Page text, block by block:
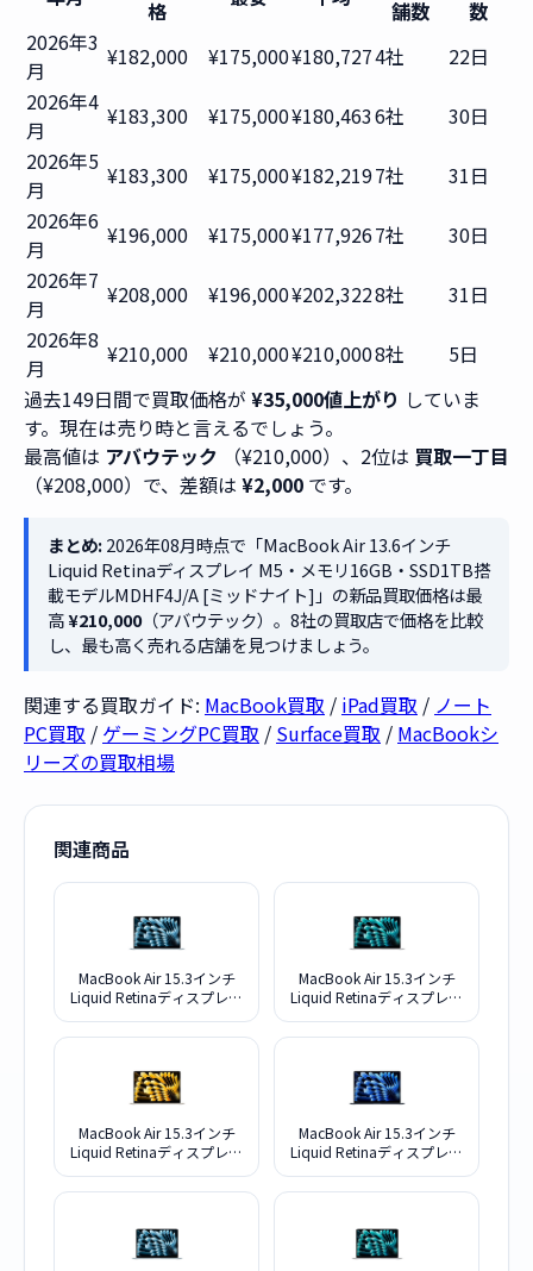
格 舗数
数
2026年3
月
¥182,000 ¥175,000¥180,7274社
22日
2026年4
月
¥183,300 ¥175,000¥180,4636社
30日
2026年5
月
¥183,300 ¥175,000¥182,2197社
31日
2026年6
月
¥196,000 ¥175,000¥177,9267社
30日
2026年7
月
¥208,000 ¥196,000¥202,3228社
31日
2026年8
月
¥210,000 ¥210,000¥210,0008社
5日
過去149日間で買取価格が ¥35,000値上がり していま
す。現在は売り時と言えるでしょう。
最高値は アバウテック （¥210,000）、2位は 買取一丁目
（¥208,000）で、差額は ¥2,000 です。
まとめ:2026年08月時点で「MacBook Air 13.6インチ
Liquid Retinaディスプレイ M5・メモリ16GB・SSD1TB搭
載モデルMDHF4J/A [ミッドナイト]」の新品買取価格は最
高¥210,000（アバウテック）。8社の買取店で価格を比較
し、最も高く売れる店舗を見つけましょう。
関連する買取ガイド: MacBook買取 / iPad買取 / ノート
PC買取 / ゲーミングPC買取 / Surface買取 / MacBookシ
リーズの買取相場
関連商品
MacBook Air 15.3インチ
Liquid Retinaディスプレイ
SSD1TB搭載モデル
MacBook Air 15.3インチ
Liquid Retinaディスプレイ
SSD1TB搭載モデル
MacBook Air 15.3インチ
Liquid Retinaディスプレイ
SSD1TB搭載モデル
MacBook Air 15.3インチ
Liquid Retinaディスプレイ
SSD1TB搭載モデル